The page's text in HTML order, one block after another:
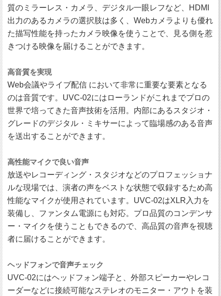
質のミラーレス・カメラ、デジタル一眼レフなど、HDMI
出力のあるカメラの選択肢は多く、Webカメラよりも優れ
た描写性能を持ったカメラ映像を使うことで、見る側を惹
きつける映像を届けることができます。
高音質を実現
Web会議やライブ配信 において非常に重要な要素となる
のは音質です。UVC-02にはローランドがこれまでプロの
世界で培ってきた音声技術を活用。内部にあるスタジオ・
グレードのデジタル・ミキサーによって臨場感のある音声
を送出することができます。
高性能マイクで良い音声
放送やレコーディング・スタジオなどのプロフェッショナ
ルな現場では、演者の声をベストな状態で収録するため高
性能なマイクが使用されています。UVC-02はXLR入力を
装備し、ファンタム電源にも対応。プロ品質のコンデンサ
ー・マイクを使うこともできるので、高品質の音声を視聴
者に届けることができます。
ヘッドフォンで音声チェック
UVC-02にはヘッドフォン端子と、外部スピーカーやレコ
ーダーなどに接続可能なステレオのモニター・アウトを装